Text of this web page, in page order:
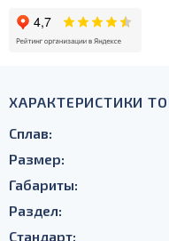
ХАРАКТЕРИСТИКИ
Сплав:
Размер:
Габариты:
Раздел:
Стандарт: